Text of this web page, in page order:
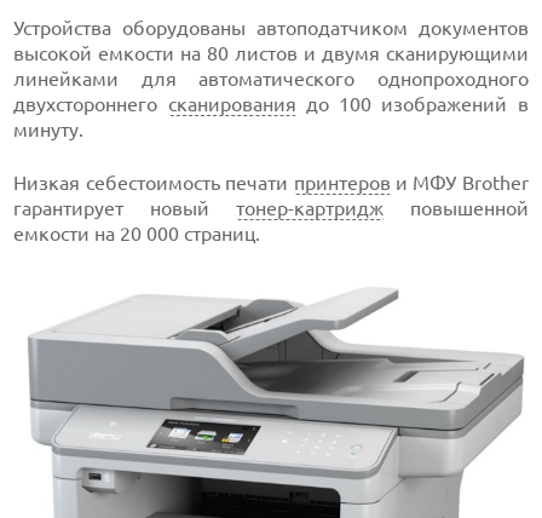
Устройства оборудованы автоподатчиком документов
высокой емкости на 80 листов и двумя сканирующими
линейками для автоматического однопроходного
двухстороннего сканирования до 100 изображений в
минуту.
Низкая себестоимость печати принтеров и МФУ Brother
гарантирует новый тонер-картриджповышенной
емкости на 20 000 страниц.